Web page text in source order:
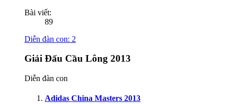
Bài viết:
89
Diễn đàn con: 2
Giải Đấu Cầu Lông 2013
Diễn đàn con
Adidas China Masters 2013